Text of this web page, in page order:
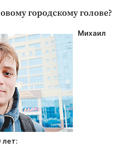
городскому голове?
Михаил
лет: